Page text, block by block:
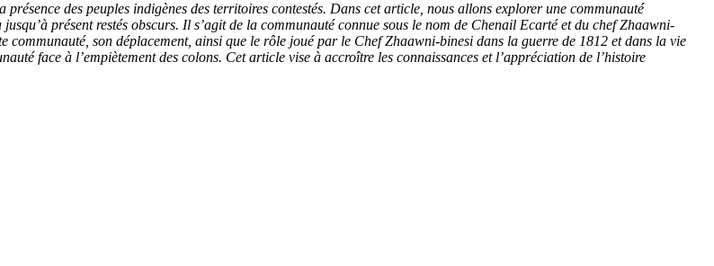
des peuples indigènes des territoires contestés. Dans cet article, nous allons explorer une communauté
présent restés obscurs. Il s’agit de la communauté connue sous le nom de Chenail Ecarté et du chef Zhaawni-
communauté, son déplacement, ainsi que le rôle joué par le Chef Zhaawni-binesi dans la guerre de 1812 et dans la vie
face à l’empiètement des colons. Cet article vise à accroître les connaissances et l’appréciation de l’histoire